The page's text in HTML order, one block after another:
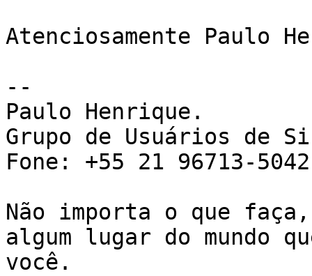
Atenciosamente Paulo
--
Paulo Henrique.
Grupo de Usuários de
Fone: +55 21 96713-5042
Não importa o que faça,
algum lugar do mundo
você.